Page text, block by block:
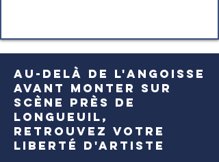
Au-delà de l'Angoisse
avant monter sur
scène près de
Longueuil,
retrouvez votre
liberté d'artiste